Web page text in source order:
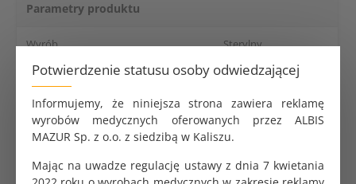
Potwierdzenie statusu osoby odwiedzającej
Informujemy, że niniejsza strona zawiera reklamę
wyrobów medycznych oferowanych przez ALBIS
MAZUR Sp. z o.o. z siedzibą w Kaliszu.
Mając na uwadze regulację ustawy z dnia 7 kwietania
Parametry produktu
Wyrób Sterylny
Liczba warstw 2: bibuła + folia
Kolor Niebieski